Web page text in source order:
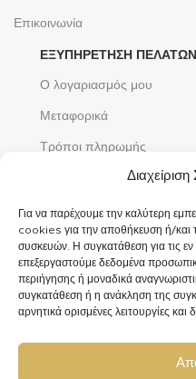
Για να παρέχουμε την καλύτερη
cookies για την αποθήκευση ή/και
συσκευών. Η συγκατάθεση για τις εν
επεξεργαστούμε δεδομένα
περιήγησης ή μοναδικά
συγκατάθεση ή η ανάκληση της
αρνητικά ορισμένες λειτουργίες και
Επικοινωνία
ΕΞΥΠΗΡΈΤΗΣΗ ΠΕΛΑΤΏΝ
Ο λογαριασμός μου
Μεταφορικά
Τρόποι πληρωμής
ΝΟΜΙΚΆ ΘΈΜΑΤΑ
Όροι και προϋποθέσεις
Πολιτική Απορρήτου
ΚΑΤΗΓΟΡΙΕΣ